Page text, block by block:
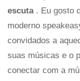
escuta . Eu gosto
moderno
convidados a
suas músicas e o
conectar com a